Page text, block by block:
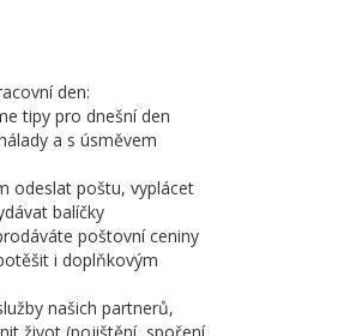
den:
tipy pro dnešní den
a s úsměvem
odeslat poštu, vyplácet
balíčky
poštovní ceniny
i doplňkovým
našich partnerů,